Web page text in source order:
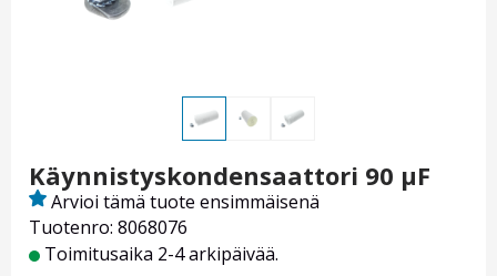
Käynnistyskondensaattori 90 µF
Tuotenro: 8068076
Arvioi tämä tuote ensimmäisenä
Toimitusaika 2-4 arkipäivää.